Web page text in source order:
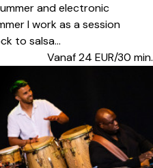
and electronic
I work as a session
to salsa...
Vanaf 24 EUR/30 min.